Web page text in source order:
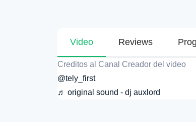
Video Reviews
Creditos al Canal Creador del video
@tely_first
♬ original sound - dj auxlord